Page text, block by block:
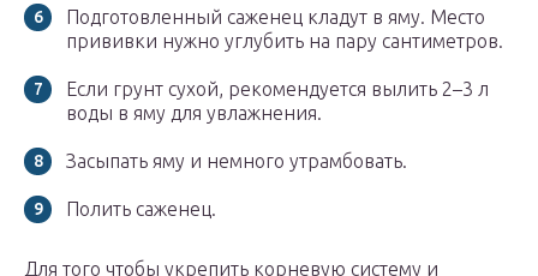
Подготовленный саженец кладут в яму. Место
прививки нужно углубить на пару сантиметров.
Если грунт сухой, рекомендуется вылить 2–3 л
воды в яму для увлажнения.
Засыпать яму и немного утрамбовать.
Полить саженец.
Для того чтобы укрепить корневую систему и